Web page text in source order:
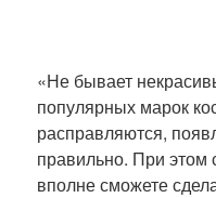
«Не бывает
популярных марок
расправляются,
правильно. При этом
вполне сможете